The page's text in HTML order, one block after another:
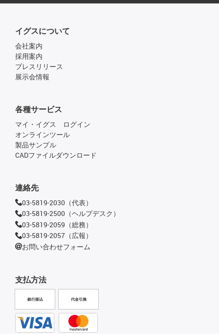
イグスについて
会社案内
採用案内
プレスリリース
展示会情報
支払方法
銀行振込 代金引換
各種サービス
マイ・イグス ログイン
オンラインツール
製品サンプル
CADファイルダウンロード
連絡先
03-5819-2030（代表）
03-5819-2500（ヘルプデスク）
03-5819-2059（総務）
03-5819-2057（広報）
お問い合わせフォーム